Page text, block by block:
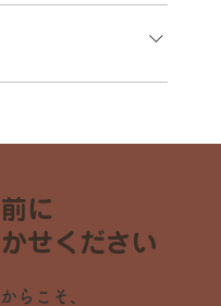
書の作成とお世話内
います。 普段のお世
用時間・交通費など
に
せください
らこそ、